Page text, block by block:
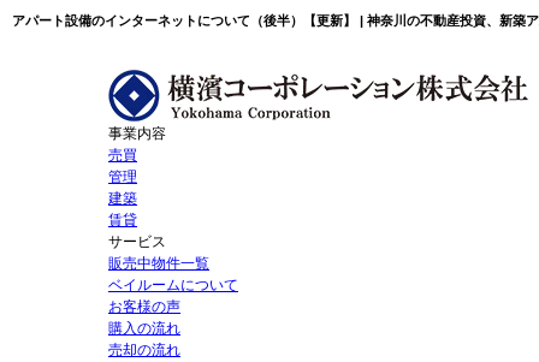
アパート設備のインターネットについて（後半）【更新】 | 神奈川の不動産投資、新築
事業内容
売買
管理
建築
賃貸
サービス
販売中物件一覧
ベイルームについて
お客様の声
購入の流れ
売却の流れ